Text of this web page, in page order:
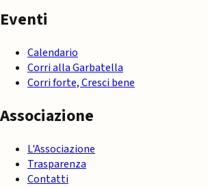
Eventi
Calendario
Corri alla Garbatella
Corri forte, Cresci bene
Associazione
L'Associazione
Trasparenza
Contatti